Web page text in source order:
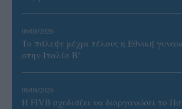
06/08/2026
Το πάλεψε μέχρι τέλους η Εθνική
στην Ιταλία Β’
06/08/2026
Η FIVB σχεδιάζει να διοργανώσει το